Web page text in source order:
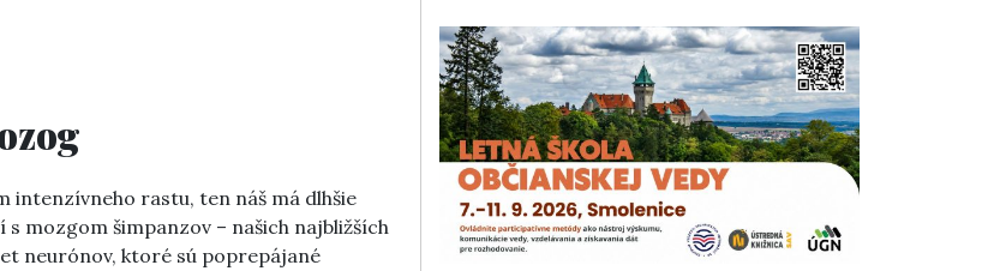
rastu, ten náš má dlhšie
mozgom šimpanzov – našich najbližších
neurónov, ktoré sú poprepájané